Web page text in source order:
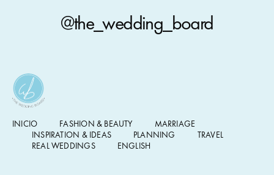
@the_wedding_board
INICIO FASHION & BEAUTY
MARRIAGE
INSPIRATION & IDEAS
PLANNING
TRAVEL
REAL WEDDINGS
ENGLISH